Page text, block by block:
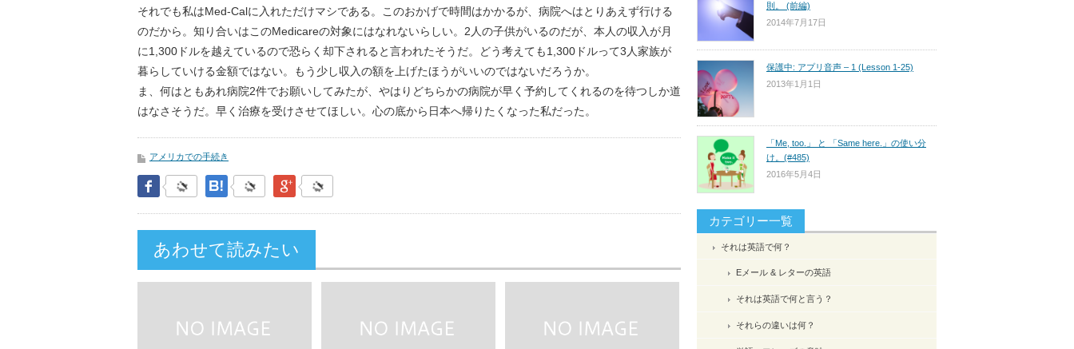
それでも私はMed-Calに入れただけマシである。このおかげで時間はかかるが、病院へはとりあえず行ける
のだから。知り合いはこのMedicareの対象にはなれないらしい。2人の子供がいるのだが、本人の収入が月
に1,300ドルを越えているので恐らく却下されると言われたそうだ。どう考えても1,300ドルって3人家族が
暮らしていける金額ではない。もう少し収入の額を上げたほうがいいのではないだろうか。
ま、何はともあれ病院2件でお願いしてみたが、やはりどちらかの病院が早く予約してくれるのを待つしか道
はなさそうだ。早く治療を受けさせてほしい。心の底から日本へ帰りたくなった私だった。
アメリカでの手続き
Facebook はてなブックマークGoogle Plus
あわせて読みたい
則。 (前編)
2014年7月17日
保護中: アプリ音声 – 1 (Lesson 1-25)
2013年1月1日
「Me, too.」 と 「Same here.」の使い分
け。(#485)
2016年5月4日
カテゴリー一覧
それは英語で何？
Eメール & レターの英語
それは英語で何と言う？
それらの違いは何？